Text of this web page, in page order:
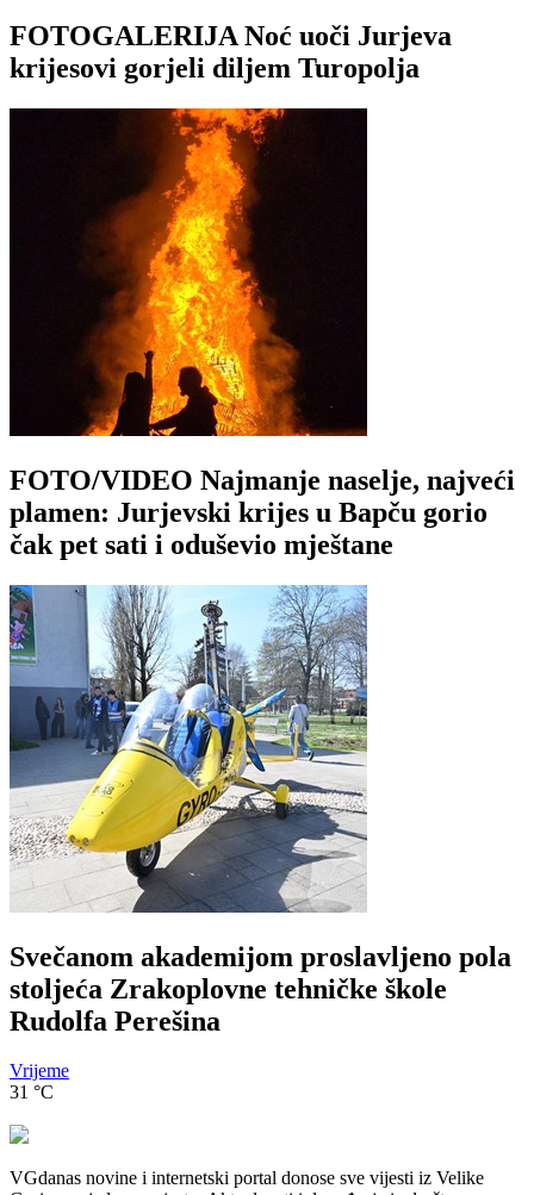
FOTOGALERIJA Noć uoči Jurjeva
krijesovi gorjeli diljem Turopolja
FOTO/VIDEO Najmanje naselje, najveći
plamen: Jurjevski krijes u Bapču gorio
čak pet sati i oduševio mještane
Svečanom akademijom proslavljeno pola
stoljeća Zrakoplovne tehničke škole
Rudolfa Perešina
Vrijeme
31 °C
VGdanas novine i internetski portal donose sve vijesti iz Velike